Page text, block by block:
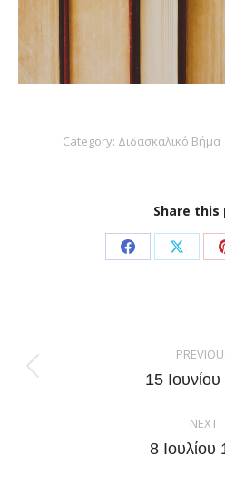
Category: Διδασκαλικό Βήμα
Share this
Share
Facebook
Share
X
navigation
15
NEXT
8 Ιουλίου